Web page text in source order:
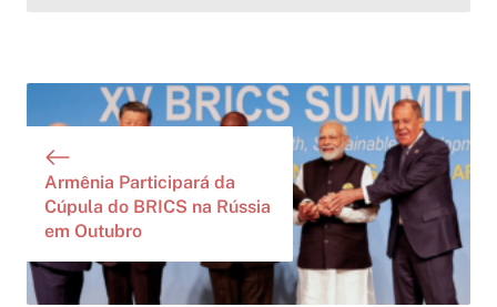
Armênia Participará da
Cúpula do BRICS na Rússia
em Outubro